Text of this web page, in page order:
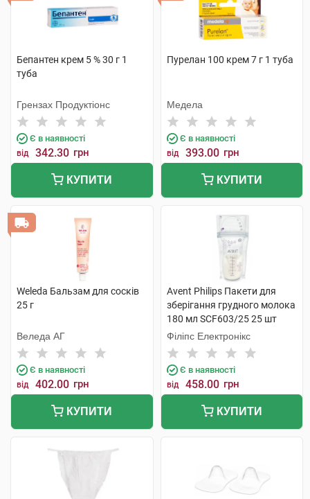
Бепантен крем 5 % 30 г 1
туба
Грензах Продуктіонс
Є в наявності
від 342.30 грн
КУПИТИ
Пурелан 100 крем 7 г 1 туба
Медела
Є в наявності
від 393.00 грн
КУПИТИ
Weleda Бальзам для сосків
25 г
Веледа АГ
Є в наявності
від 402.00 грн
КУПИТИ
Avent Philips Пакети для
зберігання грудного молока
180 мл SCF603/25 25 шт
Філіпс Електронікс
Є в наявності
від 458.00 грн
КУПИТИ